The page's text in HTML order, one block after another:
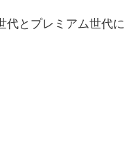
代とプレミアム世代に